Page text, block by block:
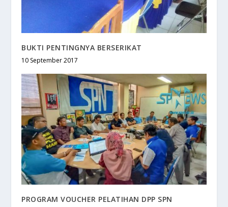
BUKTI PENTINGNYA BERSERIKAT
10 September 2017
PROGRAM VOUCHER PELATIHAN DPP SPN